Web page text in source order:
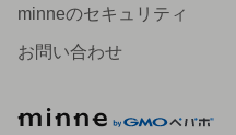
minneのセキュリティ
お問い合わせ